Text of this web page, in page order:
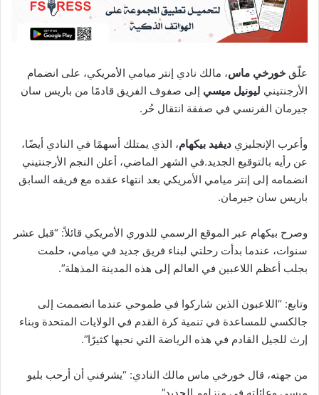
علّق خورخي ماس، مالك نادي إنتر ميامي الأمريكي، على انضمام
الأرجنتيني ليونيل ميسي إلى صفوف الفريق قادمًا من باريس سان
جيرمان الفرنسي في صفقة انتقال حُر.
وأعرب الإنجليزي ديفيد بيكهام، الذي يمتلك أسهمًا في النادي أيضًا،
عن رأيه بالتوقيع الجديد.في الشهر الماضي، أعلن النجم الأرجنتيني
انضمامه إلى إنتر ميامي الأمريكي بعد انتهاء عقده مع فريقه السابق
باريس سان جيرمان.
وصرح بيكهام عبر الموقع الرسمي للدوري الأمريكي قائلاً: “قبل عشر
سنوات، عندما بدأت رحلتي لبناء فريق جديد في ميامي، حلمت
بجلب أعظم اللاعبين في العالم إلى هذه المدينة المذهلة”.
وتابع: “اللاعبون الذين شاركوا في طموحي عندما انضممت إلى
جالكسي للمساعدة في تنمية كرة القدم في الولايات المتحدة وبناء
إرث للجيل القادم في هذه الرياضة التي نحبها كثيرًا”.
من جهته، قال خورخي ماس مالك النادي: “يشرفني أن أرحب بليو